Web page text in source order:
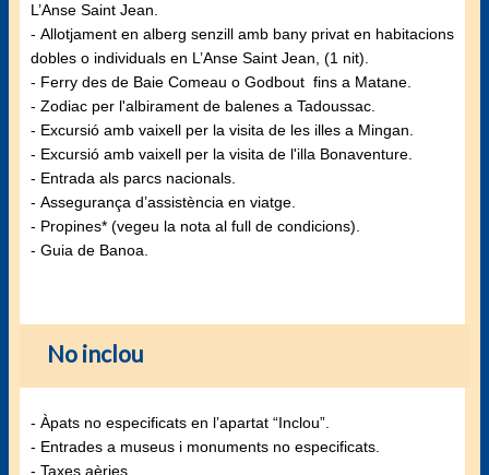
L’Anse Saint Jean.
- Allotjament en alberg senzill amb bany privat en habitacions
dobles o individuals en L’Anse Saint Jean, (1 nit).
- Ferry des de Baie Comeau o Godbout fins a Matane.
- Zodiac per l'albirament de balenes a Tadoussac.
- Excursió amb vaixell per la visita de les illes a Mingan.
- Excursió amb vaixell per la visita de l'illa Bonaventure.
- Entrada als parcs nacionals.
- Assegurança d’assistència en viatge.
- Propines* (vegeu la nota al full de condicions).
- Guia de Banoa.
No inclou
- Àpats no especificats en l’apartat “Inclou”.
- Entrades a museus i monuments no especificats.
- Taxes aèries.